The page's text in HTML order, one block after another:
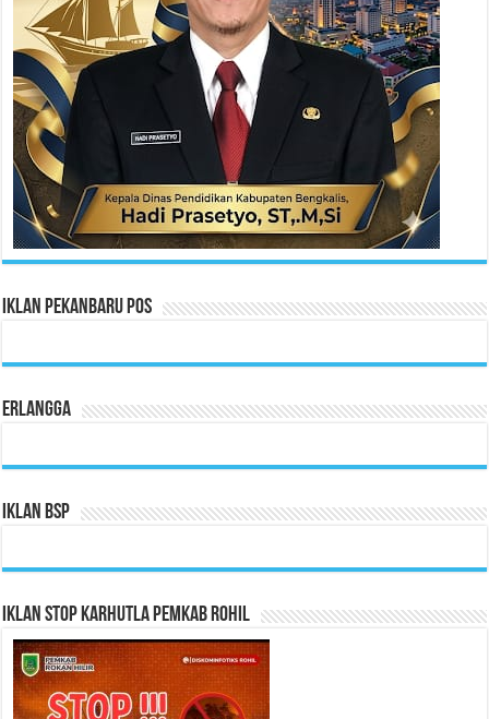
Iklan Pekanbaru Pos
Erlangga
Iklan BSP
Iklan Stop Karhutla Pemkab Rohil